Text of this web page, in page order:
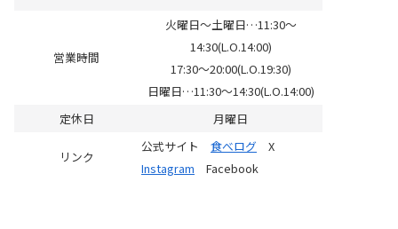
営業時間
火曜日～土曜日…11:30～
14:30(L.O.14:00)
17:30～20:00(L.O.19:30)
日曜日…11:30～14:30(L.O.14:00)
定休日
月曜日
リンク
公式サイト 食べログ X
Instagram Facebook